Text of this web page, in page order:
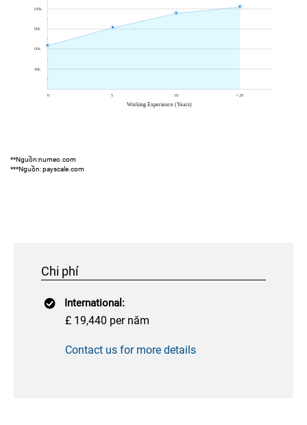
**Nguồn:numeo.com
***Nguồn: payscale.com
Chi phí
International:
£ 19,440 per năm
Contact us for more details